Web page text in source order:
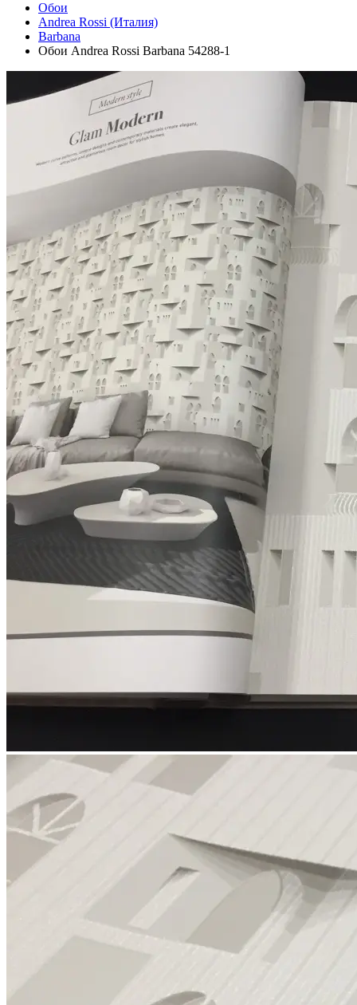
Обои
Andrea Rossi (Италия)
Barbana
Обои Andrea Rossi Barbana 54288-1